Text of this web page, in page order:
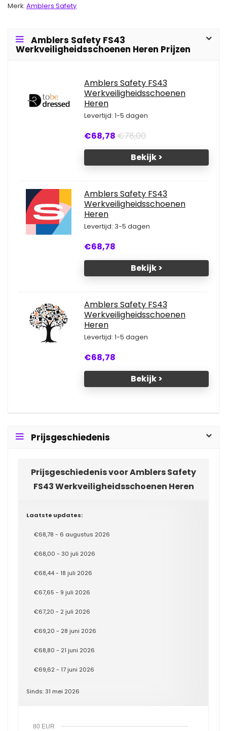
Merk: Amblers Safety
Amblers Safety FS43
Werkveiligheidsschoenen Heren Prijzen
Amblers Safety FS43
Werkveiligheidsschoenen
Heren
Levertijd: 1-5 dagen
€68,78€78,00
Bekijk >
Amblers Safety FS43
Werkveiligheidsschoenen
Heren
Levertijd: 3-5 dagen
€68,78
Bekijk >
Amblers Safety FS43
Werkveiligheidsschoenen
Heren
Levertijd: 1-5 dagen
€68,78
Bekijk >
Prijsgeschiedenis
Prijsgeschiedenis voor Amblers Safety
FS43 Werkveiligheidsschoenen Heren
Laatste updates:
€68,78 - 6 augustus 2026
€68,00 - 30 juli 2026
€68,44 - 18 juli 2026
€67,65 - 9 juli 2026
€67,20 - 2 juli 2026
€69,20 - 28 juni 2026
€68,80 - 21 juni 2026
€69,62 - 17 juni 2026
Sinds: 31 mei 2026
80 EUR